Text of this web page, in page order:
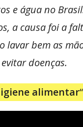
e água no
a causa foi a
lavar bem as
doenças.
alimentar“